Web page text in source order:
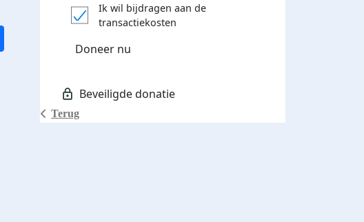
Terug
Ik wil bijdragen aan de
transactiekosten
Doneer nu